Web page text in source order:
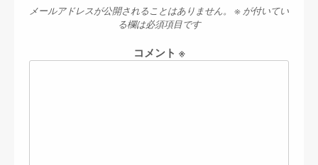
メールアドレスが公開されることはありません。 ※ が付いてい
る欄は必須項目です
コメント ※